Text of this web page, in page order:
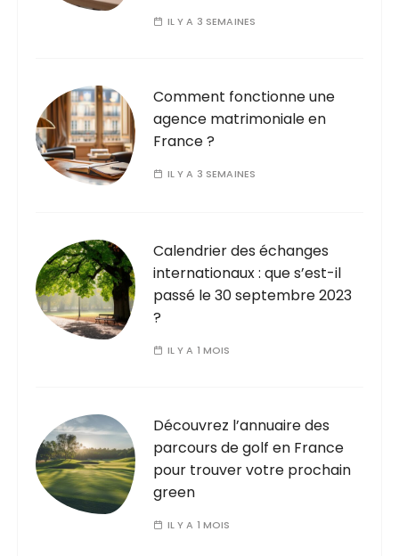
IL Y A 3 SEMAINES
Comment fonctionne une
agence matrimoniale en
France ?
IL Y A 3 SEMAINES
Calendrier des échanges
internationaux : que s’est-il
passé le 30 septembre 2023
?
IL Y A 1 MOIS
Découvrez l’annuaire des
parcours de golf en France
pour trouver votre prochain
green
IL Y A 1 MOIS